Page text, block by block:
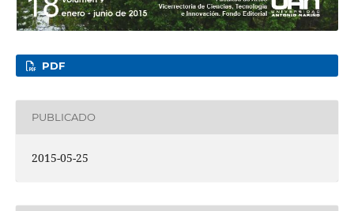
PDF
PUBLICADO
2015-05-25